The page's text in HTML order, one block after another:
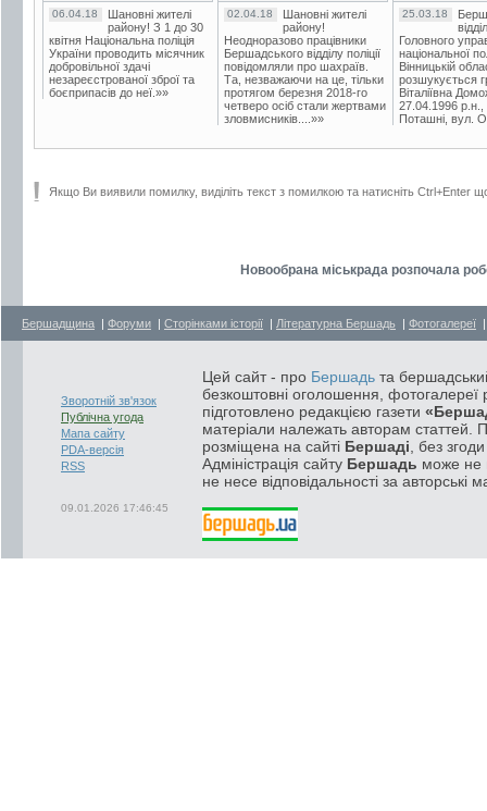
06.04.18
Шановні жителі
району! З 1 до 30
квітня Національна поліція
України проводить місячник
добровільної здачі
незареєстрованої зброї та
боєприпасів до неї.»»
02.04.18
Шановні жителі
району!
Неодноразово працівники
Бершадського відділу поліції
повідомляли про шахраїв.
Та, незважаючи на це, тільки
протягом березня 2018-го
четверо осіб стали жертвами
зловмисників....»»
25.03.18
Головного
національної
Вінницькій
розшукується
Віталіївна
27.04.1996 р.н.,
Поташні, вул.
Якщо Ви виявили помилку, виділіть текст з помилкою та натисніть Ctrl+Enter
Новообрана міськрада розпочала
Бершадщина | Форуми | Сторінками історії | Літературна Бершадь | Фотогалереї
Зворотній зв'язок
Публічна угода
Мапа сайту
PDA-версія
RSS
09.01.2026 17:46:45
Цей сайт - про Бершадь та
безкоштовні оголошення, фотогалереї
підготовлено редакцією газети
матеріали належать авторам статтей.
розміщена на сайті Бершаді , без
Адміністрація сайту Бершадь може не
не несе відповідальності за авторські